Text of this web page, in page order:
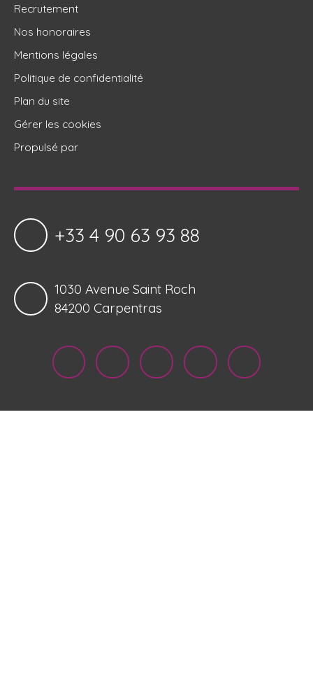
Recrutement
Nos honoraires
Mentions légales
Politique de confidentialité
Plan du site
Gérer les cookies
Propulsé par
+33 4 90 63 93 88
1030 Avenue Saint Roch
84200 Carpentras